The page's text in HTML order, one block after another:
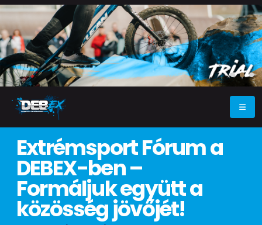
Extrémsport Fórum a
DEBEX-ben –
Formáljuk együtt a
közösség jövőjét!